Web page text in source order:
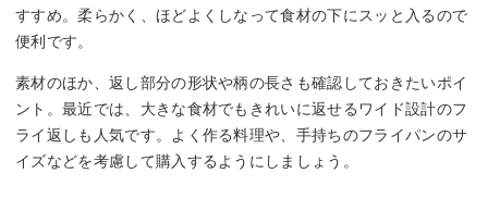
すすめ。柔らかく、ほどよくしなって食材の下にスッと入るので
便利です。
素材のほか、返し部分の形状や柄の長さも確認しておきたいポイ
ント。最近では、大きな食材でもきれいに返せるワイド設計のフ
ライ返しも人気です。よく作る料理や、手持ちのフライパンのサ
イズなどを考慮して購入するようにしましょう。